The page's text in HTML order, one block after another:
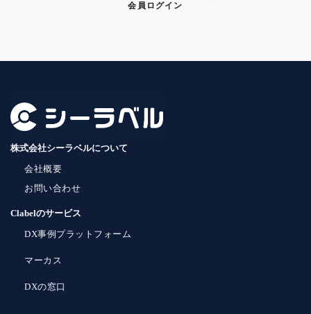
会員ログイン
株式会社シーラベルについて
会社概要
お問い合わせ
Clabelのサービス
DX事例プラットフォーム
マーカス
DXの窓口